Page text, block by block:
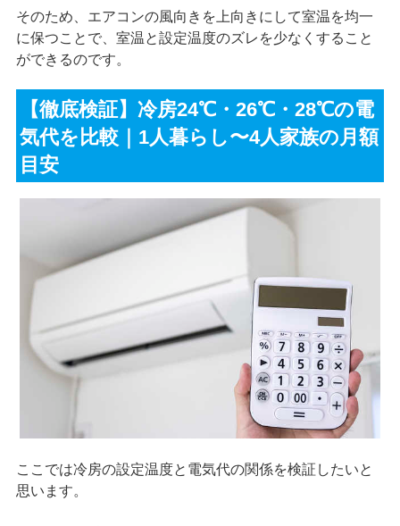
そのため、エアコンの風向きを上向きにして室温を均一
に保つことで、室温と設定温度のズレを少なくすること
ができるのです。
【徹底検証】冷房24℃・26℃・28℃の電
気代を比較｜1人暮らし〜4人家族の月額
目安
ここでは冷房の設定温度と電気代の関係を検証したいと
思います。